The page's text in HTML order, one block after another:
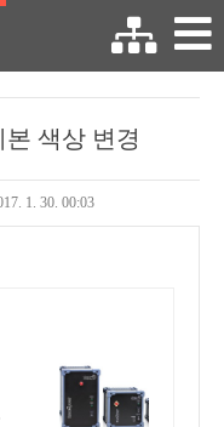
본 색상 변경
1. 30. 00:03